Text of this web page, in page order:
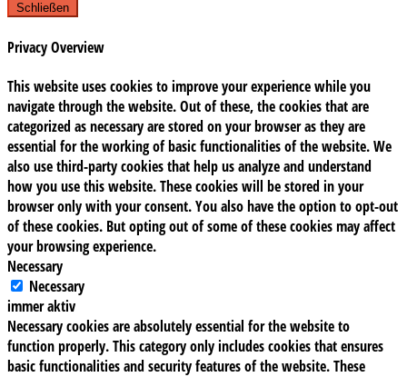
Schließen
Privacy Overview
This website uses cookies to improve your experience while you
navigate through the website. Out of these, the cookies that are
categorized as necessary are stored on your browser as they are
essential for the working of basic functionalities of the website. We
also use third-party cookies that help us analyze and understand
how you use this website. These cookies will be stored in your
browser only with your consent. You also have the option to opt-out
of these cookies. But opting out of some of these cookies may affect
your browsing experience.
Necessary
Necessary
immer aktiv
Necessary cookies are absolutely essential for the website to
function properly. This category only includes cookies that ensures
basic functionalities and security features of the website. These